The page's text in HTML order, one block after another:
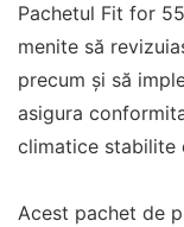
Pachetul Fit for
menite să
precum și să
asigura
climatice stabilite
Acest pachet de